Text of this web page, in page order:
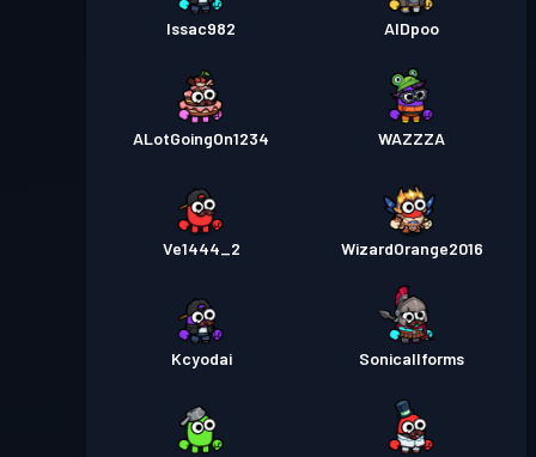
Issac982 AIDpoo
ALotGoingOn1234 WAZZZA
Ve1444_2 WizardOrange2016
Kcyodai Sonicallforms